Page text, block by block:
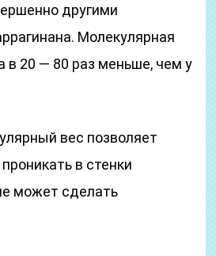
другими
Молекулярная
в 20 — 80 раз меньше, чем у
вес позволяет
в стенки
может сделать